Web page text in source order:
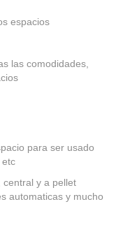
espacios
las comodidades,
para ser usado
etc
central y a pellet
automaticas y mucho